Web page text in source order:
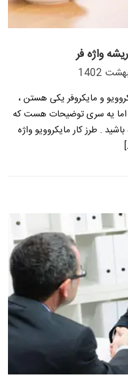
واژه فر
و مایکروفر یکی هستن ،
اما یه سری توضیحات هست که
. طرز کار مایکروویو واژه